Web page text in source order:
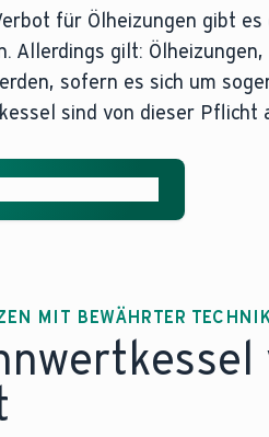
für Ölheizungen gibt
Allerdings gilt:
sofern es sich um
sind von dieser Pflicht
MIT BEWÄHRTER